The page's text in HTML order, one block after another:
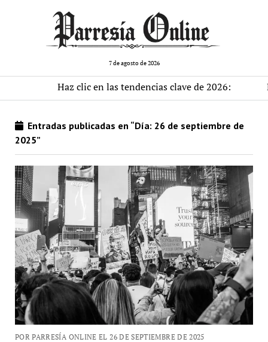
7 de agosto de 2026
Haz clic en las tendencias clave de 2026:
Entradas publicadas en “Día: 26 de septiembre de
2025”
POR PARRESÍA ONLINE EL 26 DE SEPTIEMBRE DE 2025